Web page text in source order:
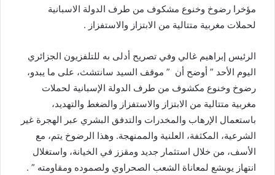
a
n
m
مؤخرا رضوخ وخنوع مشكوف من طرف الدولة الاسبانية
لحملات مغربية متتالية من الابتزاز والاستفزاز .
الرئيس إبراهيم غالي وفي تصريح أدلى به للتلفزيون الجزائري
اليوم الأحد ” أوضح أن ” موقف السيد سانتشث، على ما يبدو،
رضوخ وخنوع مكشوف من طرف الدولة الإسبانية لحملات
مغربية متتالية من الابتزاز والاستفزاز والضغط والتهديد،
باستعمال الإرهاب والمخدرات والتدفق البشري عبر الهجرة غير
الشرعية، المكثفة، العلنية والممنهجة. وهذا الرضوخ يتم، مع
الأسف، من خلال استثمار جديد ومقزز في الخيانة، واستغلال
انتهاز يوبشع لمعاناة الشعب الصحراوي ولصموده ومقاومته ” .